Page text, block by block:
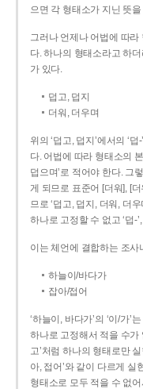
으면 각 형태소가 지닌 뜻
그러나 언제나 어법에 따라
다. 하나의 형태소라고 하
가 있다.
덥고, 덥지
더워, 더우며
위의 ‘덥고, 덥지’에서의 ‘덥
다. 어법에 따라 형태소의
덥으며’로 적어야 한다. 그
게 되므로 표준어 [더워], [
므로 ‘덥고, 덥지, 더워, 더
하나로 고정할 수 없고 ‘덥-
이는 체언에 결합하는 조
하늘이/바다가
잡아/접어
‘하늘이, 바다가’의 ‘이/가
하나로 고정해서 적을 수가
고’처럼 하나의 형태로만
아, 접어’와 같이 다르게 실
형태소로 모두 적을 수 없